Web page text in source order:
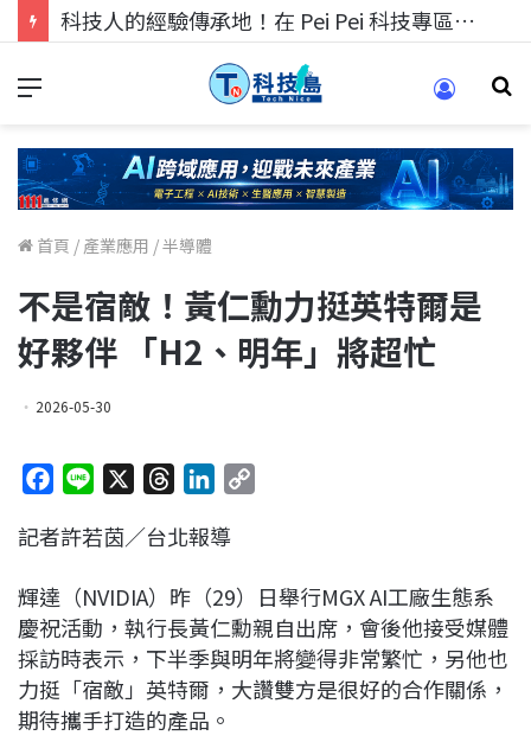
科技人找工作，就到TECH+ 科技專區!
首頁 / 產業應用 /半導體
不是宿敵！黃仁勳力挺英特爾是
好夥伴 「H2、明年」將超忙
2026-05-30
c
b
o
o
k
n
r
a
d
s
n
e
d
I
n
L
i
n
k
記者許若茵／台北報導
輝達（NVIDIA）昨（29）日舉行MGX AI工廠生態系
慶祝活動，執行長黃仁勳親自出席，會後他接受媒體
採訪時表示，下半季與明年將變得非常繁忙，另他也
力挺「宿敵」英特爾，大讚雙方是很好的合作關係，
期待攜手打造的產品。